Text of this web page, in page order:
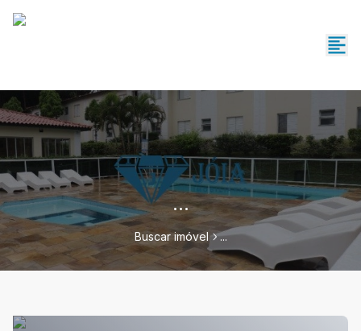
...
Buscar imóvel ...